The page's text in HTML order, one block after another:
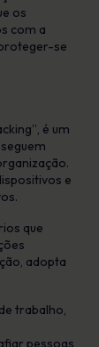
os
com a
se
é um
e
que
adopta
trabalho,
pessoas